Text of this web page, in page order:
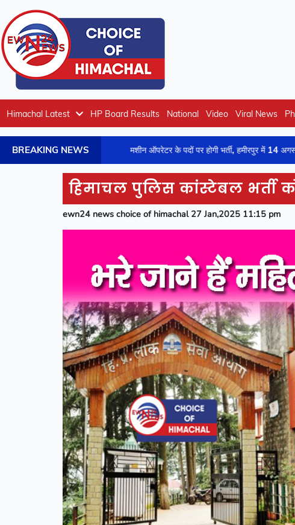
Himachal Latest HP Board Results National Video Viral News
BREAKING NEWS
रफ्तार मशीन ऑपरेटर के पदों पर होगी भर्ती, हमीरपुर में 14 अगस्त को होंगे ऑनलाइन
हिमाचल पुलिस कांस्टेबल भर्ती
ewn24 news choice of himachal 27 Jan,2025 11:15 pm